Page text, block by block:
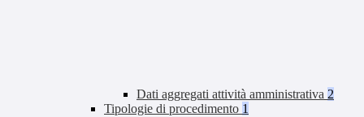
Dati aggregati attività amministrativa 2
Tipologie di procedimento 1